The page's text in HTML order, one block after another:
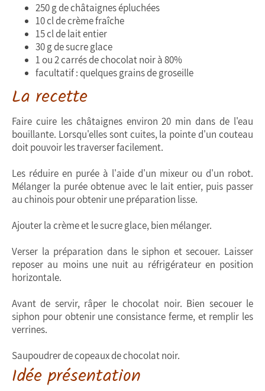
250 g de châtaignes épluchées
10 cl de crème fraîche
15 cl de lait entier
30 g de sucre glace
1 ou 2 carrés de chocolat noir à 80%
facultatif : quelques grains de groseille
La recette
Faire cuire les châtaignes environ 20 min dans de l'eau
bouillante. Lorsqu'elles sont cuites, la pointe d'un couteau
doit pouvoir les traverser facilement.
Les réduire en purée à l'aide d'un mixeur ou d'un robot.
Mélanger la purée obtenue avec le lait entier, puis passer
au chinois pour obtenir une préparation lisse.
Ajouter la crème et le sucre glace, bien mélanger.
Verser la préparation dans le siphon et secouer. Laisser
reposer au moins une nuit au réfrigérateur en position
horizontale.
Avant de servir, râper le chocolat noir. Bien secouer le
siphon pour obtenir une consistance ferme, et remplir les
verrines.
Saupoudrer de copeaux de chocolat noir.
Idée présentation